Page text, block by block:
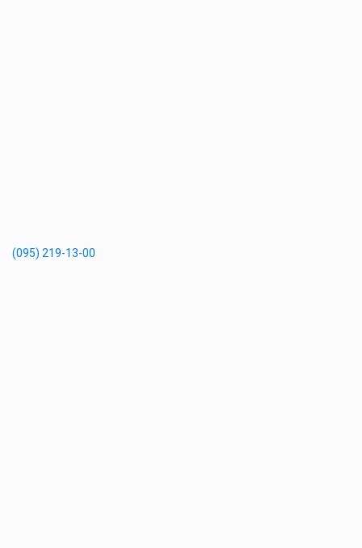
(095) 219-13-00